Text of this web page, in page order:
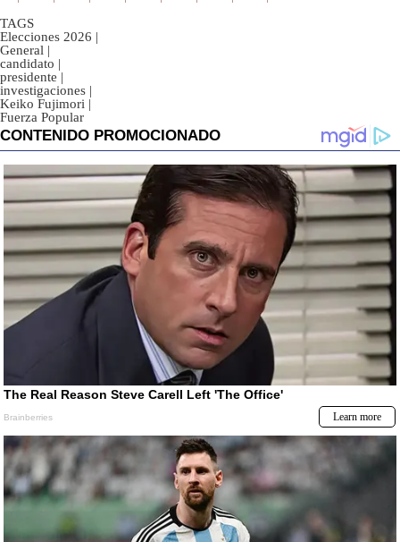
TAGS
Elecciones 2026 |
General |
candidato |
presidente |
investigaciones |
Keiko Fujimori |
Fuerza Popular